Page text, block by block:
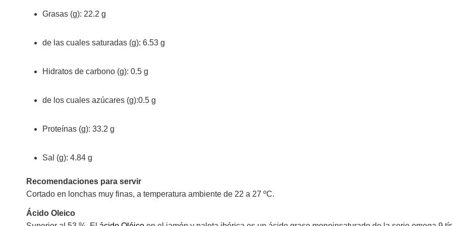
Grasas (g): 22.2 g
de las cuales saturadas (g): 6.53 g
Hidratos de carbono (g): 0.5 g
de los cuales azúcares (g):0.5 g
Proteínas (g): 33.2 g
Sal (g): 4.84 g
Recomendaciones para servir
Cortado en lonchas muy finas, a temperatura ambiente de 22 a 27 ºC.
Ácido Oleico